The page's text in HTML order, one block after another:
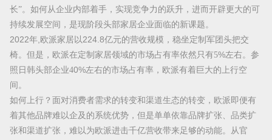
长”。如何从企业内部着手，实现竞争力的跃升，进而开辟更大的可
持续发展空间，是现阶段头部家居企业面临的新课题。
2022年,欧派家居以224.8亿元的营收规模，稳坐定制军团头把交
椅。但是，欧派在定制家居领域的市场占有率依然只有5%左右。参
照日韩头部企业40%左右的市场占有率，欧派有着巨大的上行空
间。
如何上行？面对消费者需求的转变和渠道生态的转变，欧派即便有
着其他品牌难以企及的系统优势，但是单单依靠品牌扩张、品类扩
张和渠道扩张，难以为欧派进击千亿营收带来足够的动能。从官